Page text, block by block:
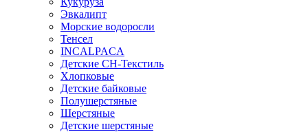
Эвкалипт
Морские водоросли
Тенсел
INCALPACA
Детские СН-Текстиль
Хлопковые
Детские байковые
Полушерстяные
Шерстяные
Детские шерстяные